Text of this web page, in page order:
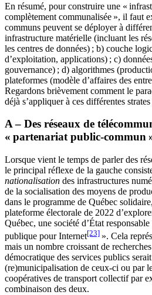
En résumé, pour construire une «
complètement communalisée », il faut
communs peuvent se déployer à
infrastructure matérielle (incluant les
les centres de données) ; b) couche
d’exploitation, applications) ; c)
gouvernance) ; d) algorithmes
plateformes (modèle d’affaires des
Regardons brièvement comment le
déjà s’appliquer à ces différentes
A – Des réseaux de
« partenariat public-commun
Lorsque vient le temps de parler des
le principal réflexe de la gauche
nationalisation des infrastructures
de la socialisation des moyens de
dans le programme de Québec
plateforme électorale de 2022
Québec, une société d’État
publique pour Internet[23] ». Cela
mais un nombre croissant de
démocratique des services publics
(re)municipalisation de ceux-ci ou par
coopératives de transport collectif par
combinaison des deux.